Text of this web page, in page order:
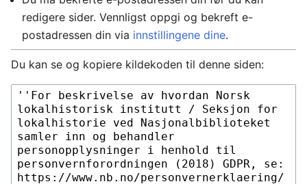
redigere sider. Vennligst oppgi og bekreft e-
postadressen din via innstillingene dine.
Du kan se og kopiere kildekoden til denne siden: